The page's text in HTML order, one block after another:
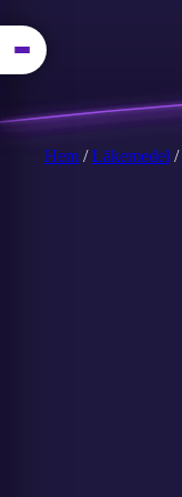
Hem /Läkemedel /